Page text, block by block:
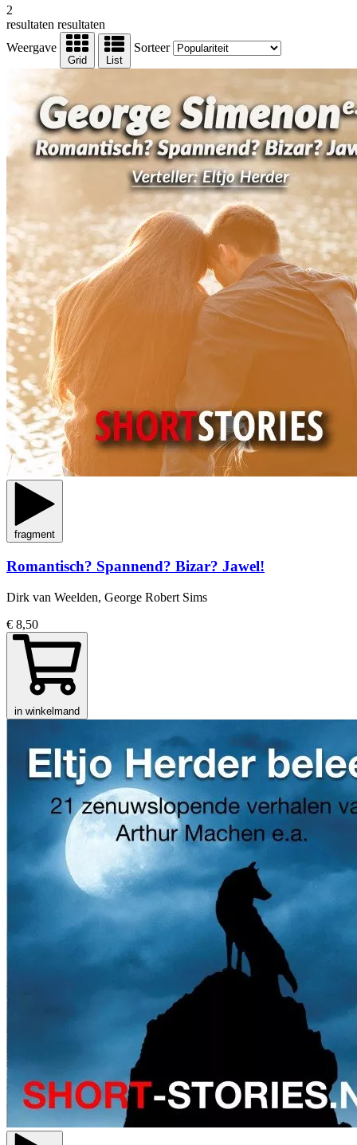
2
resultaten resultaten
Weergave
Grid List
Sorteer
fragment
Romantisch? Spannend? Bizar? Jawel!
Dirk van Weelden, George Robert Sims
€ 8,50
in winkelmand